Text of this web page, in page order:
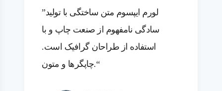
”لورم ایپسوم متن ساختگی با تولید
سادگی نامفهوم از صنعت چاپ و با
استفاده از طراحان گرافیک است.
چاپگرها و متون.“